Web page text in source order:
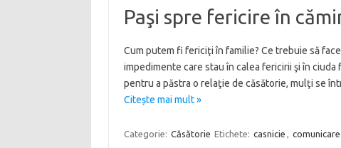
Paşi spre fericire în
Cum putem fi fericiţi în familie? Ce trebuie să
impedimente care stau în calea fericirii şi în
pentru a păstra o relaţie de căsătorie, mulţi se
Citește mai mult »
Categorie: Căsătorie Etichete: casnicie ,